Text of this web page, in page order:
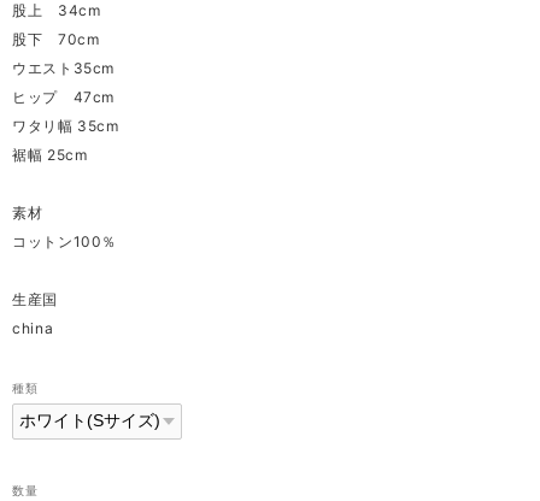
股上 34cm
股下 70cm
ウエスト35cm
ヒップ 47cm
ワタリ幅 35cm
裾幅 25cm
素材
コットン100％
生産国
china
種類
数量